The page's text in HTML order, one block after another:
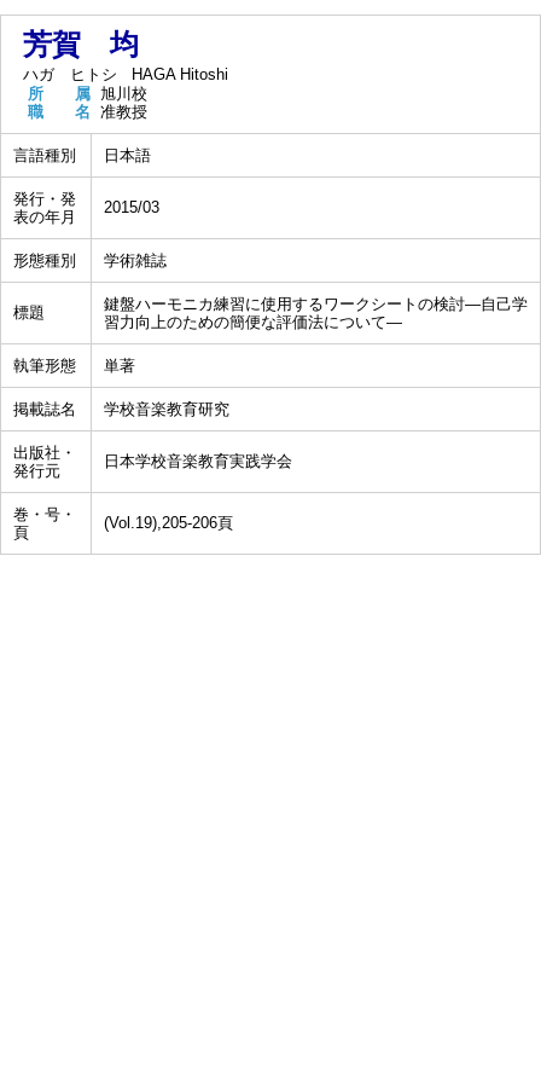
芳賀 均
ハガ ヒトシ
HAGA Hitoshi
所 属 旭川校
職 名 准教授
言語種別 日本語
発行・発
表の年月
2015/03
形態種別 学術雑誌
標題
鍵盤ハーモニカ練習に使用するワークシートの検討―自己学
習力向上のための簡便な評価法について―
執筆形態 単著
掲載誌名 学校音楽教育研究
出版社・
発行元
日本学校音楽教育実践学会
巻・号・
頁
(Vol.19),205-206頁